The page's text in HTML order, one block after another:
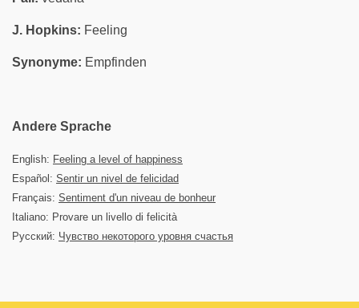
J. Hopkins: Feeling
Synonyme: Empfinden
Andere Sprache
English: Feeling a level of happiness
Español: Sentir un nivel de felicidad
Français: Sentiment d'un niveau de bonheur
Italiano: Provare un livello di felicità
Русский: Чувство некоторого уровня счастья